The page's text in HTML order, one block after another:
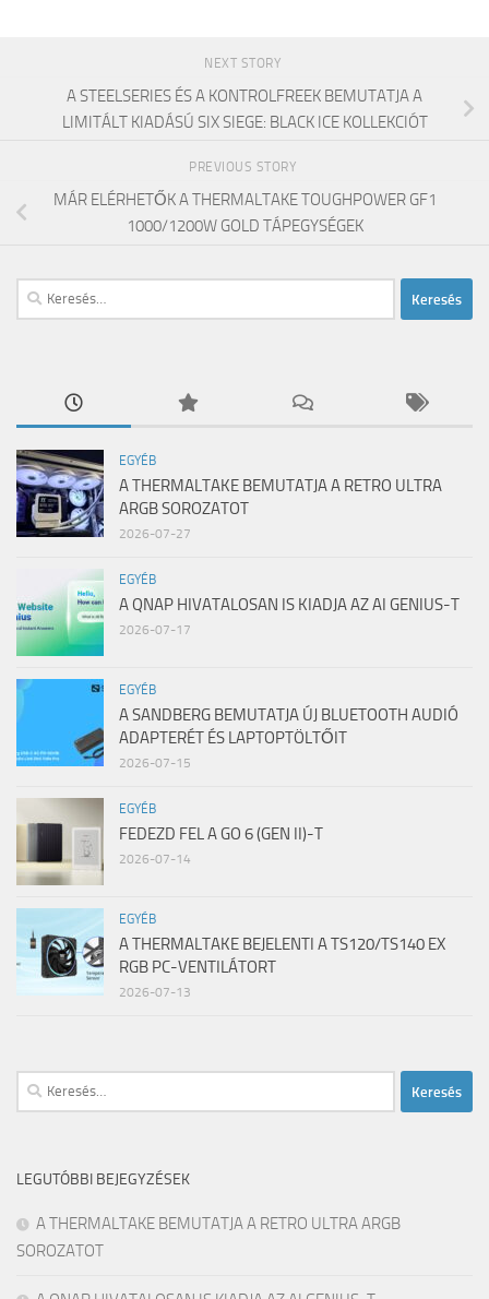
NEXT STORY
A STEELSERIES ÉS A KONTROLFREEK BEMUTATJA A
LIMITÁLT KIADÁSÚ SIX SIEGE: BLACK ICE KOLLEKCIÓT
PREVIOUS STORY
MÁR ELÉRHETŐK A THERMALTAKE TOUGHPOWER GF1
1000/1200W GOLD TÁPEGYSÉGEK
Keresés:
EGYÉB
A THERMALTAKE BEMUTATJA A RETRO ULTRA
ARGB SOROZATOT
2026-07-27
EGYÉB
A QNAP HIVATALOSAN IS KIADJA AZ AI GENIUS-T
2026-07-17
EGYÉB
A SANDBERG BEMUTATJA ÚJ BLUETOOTH AUDIÓ
ADAPTERÉT ÉS LAPTOPTÖLTŐIT
2026-07-15
EGYÉB
FEDEZD FEL A GO 6 (GEN II)-T
2026-07-14
EGYÉB
A THERMALTAKE BEJELENTI A TS120/TS140 EX
RGB PC-VENTILÁTORT
2026-07-13
Keresés:
LEGUTÓBBI BEJEGYZÉSEK
A THERMALTAKE BEMUTATJA A RETRO ULTRA ARGB
SOROZATOT